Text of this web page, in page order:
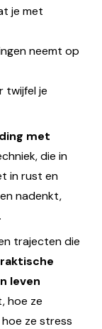
je met
neemt op
twijfel je
met
die in
in rust en
nadenkt,
trajecten die
leven
hoe ze
ze stress